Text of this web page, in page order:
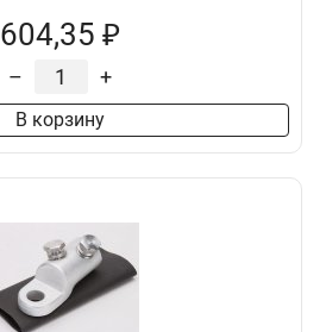
604,35 ₽
– +
В корзину